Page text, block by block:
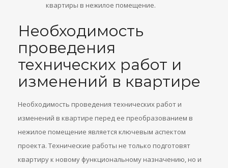
квартиры в нежилое помещение.
Необходимость
проведения
технических работ и
изменений в квартире
Необходимость проведения технических работ и
изменений в квартире перед ее преобразованием в
нежилое помещение является ключевым аспектом
проекта. Технические работы не только подготовят
квартиру к новому функциональному назначению, но и